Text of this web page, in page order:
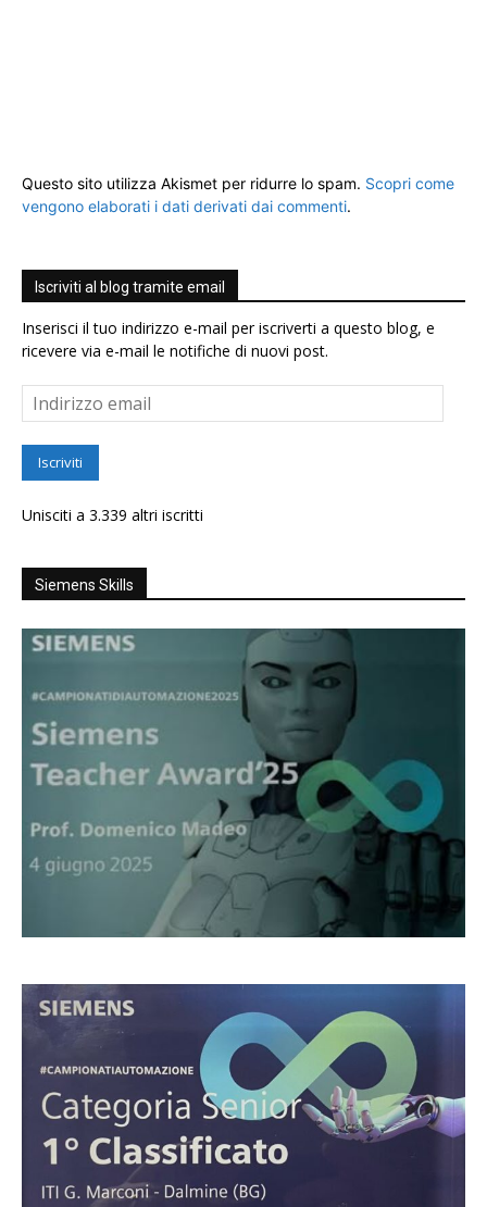
Questo sito utilizza Akismet per ridurre lo spam. Scopri come
vengono elaborati i dati derivati dai commenti.
Iscriviti al blog tramite email
Inserisci il tuo indirizzo e-mail per iscriverti a questo blog, e
ricevere via e-mail le notifiche di nuovi post.
Indirizzo
email
Iscriviti
Unisciti a 3.339 altri iscritti
Siemens Skills